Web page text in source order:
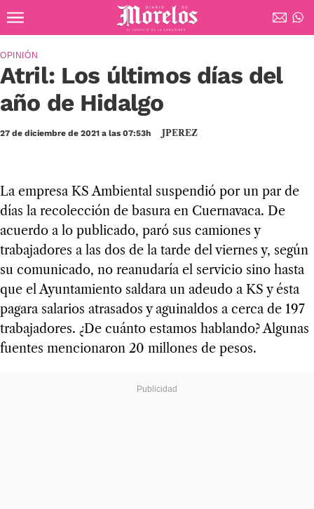
Diario de Morelos
Atril: Los últimos días del
año de Hidalgo
OPINIÓN
JPEREZ
27 de diciembre de 2021 a las 07:53h
La empresa KS Ambiental suspendió por un par de
días la recolección de basura en Cuernavaca. De
acuerdo a lo publicado, paró sus camiones y
trabajadores a las dos de la tarde del viernes y, según
su comunicado, no reanudaría el servicio sino hasta
que el Ayuntamiento saldara un adeudo a KS y ésta
pagara salarios atrasados y aguinaldos a cerca de 197
trabajadores. ¿De cuánto estamos hablando? Algunas
fuentes mencionaron 20 millones de pesos.